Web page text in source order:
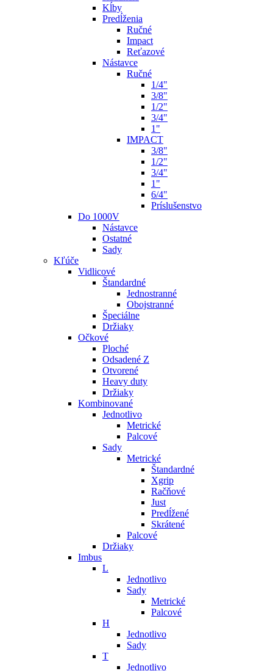
Kĺby
Predĺženia
Ručné
Impact
Reťazové
Nástavce
Ručné
1/4"
3/8"
1/2"
3/4"
1"
IMPACT
3/8"
1/2"
3/4"
1"
6/4"
Príslušenstvo
Do 1000V
Nástavce
Ostatné
Sady
Kľúče
Vidlicové
Štandardné
Jednostranné
Obojstranné
Špeciálne
Držiaky
Očkové
Ploché
Odsadené Z
Otvorené
Heavy duty
Držiaky
Kombinované
Jednotlivo
Metrické
Palcové
Sady
Metrické
Štandardné
Xgrip
Račňové
Just
Predĺžené
Skrátené
Palcové
Držiaky
Imbus
L
Jednotlivo
Sady
Metrické
Palcové
H
Jednotlivo
Sady
T
Jednotlivo